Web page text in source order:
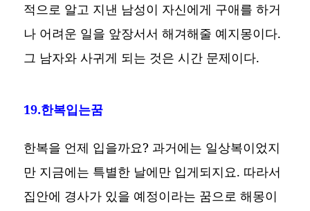
적으로 알고 지낸 남성이 자신에게 구애를 하거
나 어려운 일을 앞장서서 해겨해줄 예지몽이다.
그 남자와 사귀게 되는 것은 시간 문제이다.
19.한복입는꿈
한복을 언제 입을까요? 과거에는 일상복이었지
만 지금에는 특별한 날에만 입게되지요. 따라서
집안에 경사가 있을 예정이라는 꿈으로 해몽이